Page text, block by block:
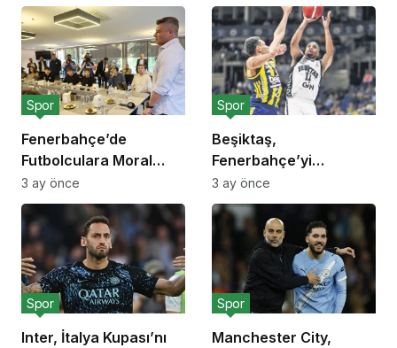
Fenerbahçe’de
Futbolculara Moral
Yemeği!
Spor
3 ay önce
Beşiktaş,
Fenerbahçe’yi
Deplasmanda Yendi!
Spor
3 ay önce
Inter, İtalya Kupası’nı
Spor
Manchester City,
Spor